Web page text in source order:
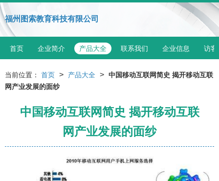
福州图索教育科技有限公司
首页 企业简介 产品大全 联系我们 企业信息 访客
当前位置： 首页 > 产品大全 > 中国移动互联网简史 揭开移动互联
网产业发展的面纱
中国移动互联网简史 揭开移动互联
网产业发展的面纱